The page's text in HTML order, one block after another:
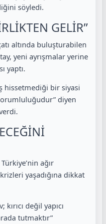
söyledi.
GELİR”
altında buluşturabilen
yeni ayrışmalar yerine
yaptı.
hissetmediği bir siyasi
diyen
ağır
yaşadığına dikkat
değil yapıcı
tutmaktır”